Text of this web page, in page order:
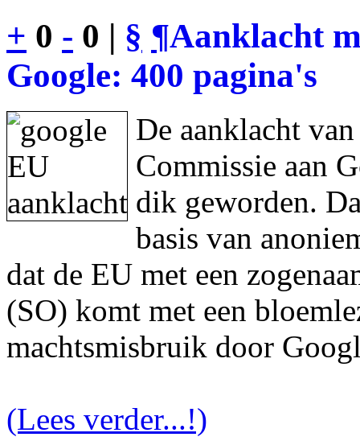
+ 0 - 0 | § ¶Aanklacht
Google: 400 pagina's
De aanklacht
Commissie aan
dik geworden.
basis van
dat de EU met een
(SO) komt met een
machtsmisbruik door
(Lees verder...!)